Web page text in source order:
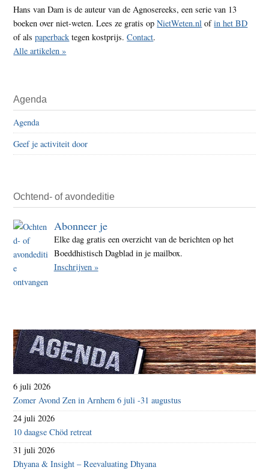
Hans van Dam is de auteur van de Agnosereeks, een serie van 13
boeken over niet-weten. Lees ze gratis opNietWeten.nl ofin het BD
of alspaperback tegen kostprijs.Contact.
Alle artikelen »
Agenda
Agenda
Geef je activiteit door
Ochtend- of avondeditie
Abonneer je
Elke dag gratis een overzicht van de berichten op het
Boeddhistisch Dagblad in je mailbox.
Inschrijven »
6 juli 2026
Zomer Avond Zen in Arnhem 6 juli -31 augustus
24 juli 2026
10 daagse Chöd retreat
31 juli 2026
Dhyana & Insight – Reevaluating Dhyana